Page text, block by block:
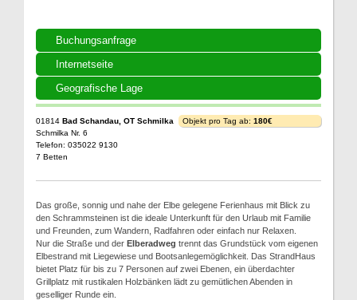
Buchungsanfrage
Internetseite
Geografische Lage
01814 Bad Schandau, OT Schmilka
Schmilka Nr. 6
Telefon: 035022 9130
7 Betten
Objekt pro Tag ab: 180€
Das große, sonnig und nahe der Elbe gelegene Ferienhaus mit Blick zu
den Schrammsteinen ist die ideale Unterkunft für den Urlaub mit Familie
und Freunden, zum Wandern, Radfahren oder einfach nur Relaxen.
Nur die Straße und der Elberadweg trennt das Grundstück vom eigenen
Elbestrand mit Liegewiese und Bootsanlegemöglichkeit. Das StrandHaus
bietet Platz für bis zu 7 Personen auf zwei Ebenen, ein überdachter
Grillplatz mit rustikalen Holzbänken lädt zu gemütlichen Abenden in
geselliger Runde ein.